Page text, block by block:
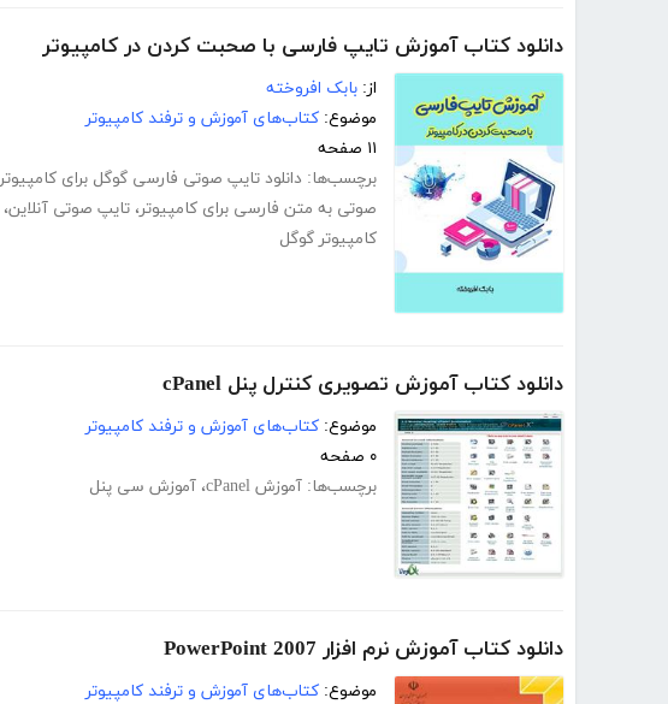
دانلود کتاب آموزش تایپ فارسی با صحبت کردن در کامپیوتر
از: بابک افروخته
موضوع: کتاب‌های آموزش و ترفند کامپیوتر
۱۱ صفحه
برچسب‌ها: دانلود تایپ صوتی فارسی گوگل برای کامپیوتر
صوتی به متن فارسی برای کامپیوتر، تایپ صوتی آنلاین،
کامپیوتر گوگل
دانلود کتاب آموزش تصویری کنترل پنل cPanel
موضوع: کتاب‌های آموزش و ترفند کامپیوتر
۰ صفحه
برچسب‌ها: آموزش cPanel ، آموزش سی پنل
دانلود کتاب آموزش نرم افزار PowerPoint 2007
موضوع: کتاب‌های آموزش و ترفند کامپیوتر